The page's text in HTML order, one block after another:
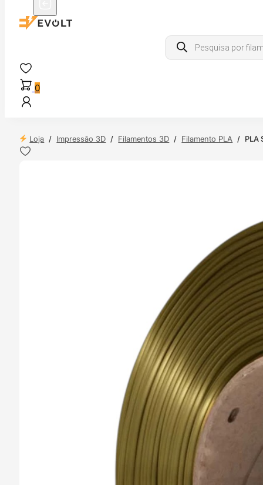
Products
search
0
Loja / Impressão 3D / Filamentos 3D / Filamento PLA / PLA